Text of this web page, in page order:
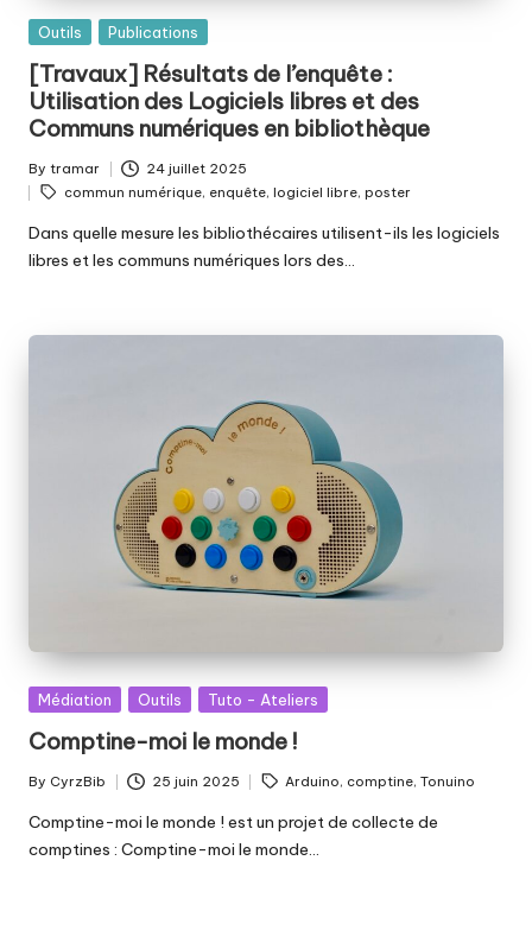
Posted
Outils Publications
[Travaux] Résultats de l’enquête :
Utilisation des Logiciels libres et des
Communs numériques en bibliothèque
Posted
by
By tramar 24 juillet 2025
Tags:
commun numérique, enquête, logiciel libre, poster
Dans quelle mesure les bibliothécaires utilisent-ils les logiciels
libres et les communs numériques lors des…
Posted
Médiation Outils Tuto - Ateliers
Comptine-moi le monde !
Posted
by
By CyrzBib 25 juin 2025
Tags: Arduino, comptine,Tonuino
Comptine-moi le monde ! est un projet de collecte de
comptines : Comptine-moi le monde…